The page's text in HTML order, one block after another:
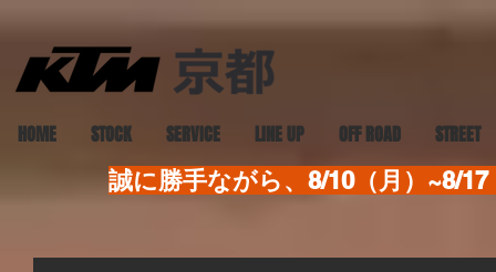
HOME STOCK SERVICE LINE UP OFF ROAD STREET
誠に勝手ながら、8/10（月）~8/